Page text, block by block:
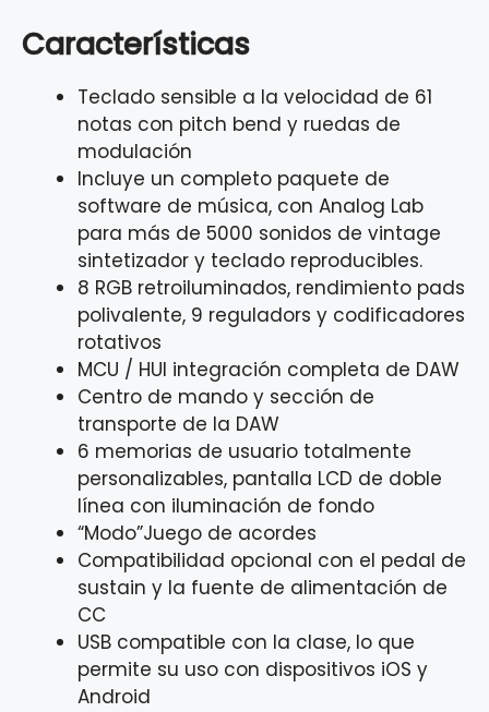
Características
Teclado sensible a la velocidad de 61
notas con pitch bend y ruedas de
modulación
Incluye un completo paquete de
software de música, con Analog Lab
para más de 5000 sonidos de vintage
sintetizador y teclado reproducibles.
8 RGB retroiluminados, rendimiento pads
polivalente, 9 reguladors y codificadores
rotativos
MCU / HUI integración completa de DAW
Centro de mando y sección de
transporte de la DAW
6 memorias de usuario totalmente
personalizables, pantalla LCD de doble
línea con iluminación de fondo
“Modo”Juego de acordes
Compatibilidad opcional con el pedal de
sustain y la fuente de alimentación de
CC
USB compatible con la clase, lo que
permite su uso con dispositivos iOS y
Android